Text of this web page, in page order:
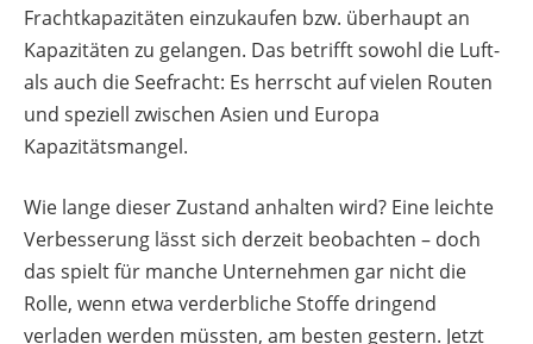
Frachtkapazitäten einzukaufen bzw. überhaupt an
Kapazitäten zu gelangen. Das betrifft sowohl die Luft-
als auch die Seefracht: Es herrscht auf vielen Routen
und speziell zwischen Asien und Europa
Kapazitätsmangel.
Wie lange dieser Zustand anhalten wird? Eine leichte
Verbesserung lässt sich derzeit beobachten – doch
das spielt für manche Unternehmen gar nicht die
Rolle, wenn etwa verderbliche Stoffe dringend
verladen werden müssten, am besten gestern. Jetzt